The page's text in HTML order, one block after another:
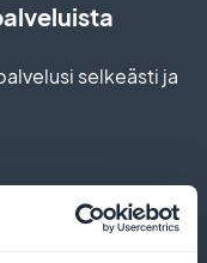
selkeästi ja